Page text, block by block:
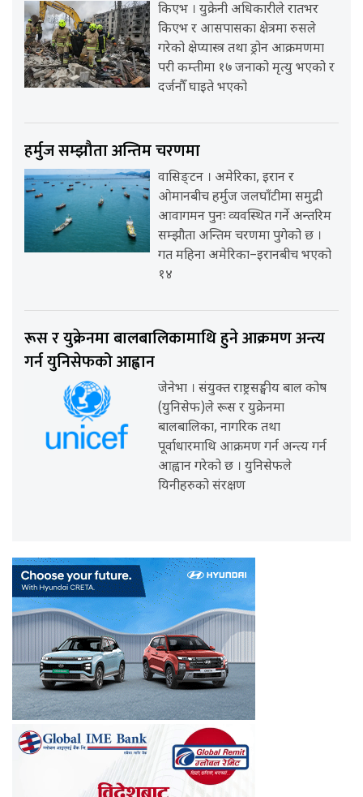
किएभ । युक्रेनी अधिकारीले रातभर
किएभ र आसपासका क्षेत्रमा रुसले
गरेको क्षेप्यास्त्र तथा ड्रोन आक्रमणमा
परी कम्तीमा १७ जनाको मृत्यु भएको र
दर्जनौँ घाइते भएको
हर्मुज सम्झौता अन्तिम चरणमा
वासिङ्टन । अमेरिका, इरान र
ओमानबीच हर्मुज जलघाँटीमा समुद्री
आवागमन पुनः व्यवस्थित गर्ने अन्तरिम
सम्झौता अन्तिम चरणमा पुगेको छ ।
गत महिना अमेरिका–इरानबीच भएको
१४
रूस र युक्रेनमा बालबालिकामाथि हुने आक्रमण अन्त्य
गर्न युनिसेफको आह्वान
जेनेभा । संयुक्त राष्ट्रसङ्घीय बाल कोष
(युनिसेफ)ले रूस र युक्रेनमा
बालबालिका, नागरिक तथा
पूर्वाधारमाथि आक्रमण गर्न अन्त्य गर्न
आह्वान गरेको छ । युनिसेफले
यिनीहरुको संरक्षण